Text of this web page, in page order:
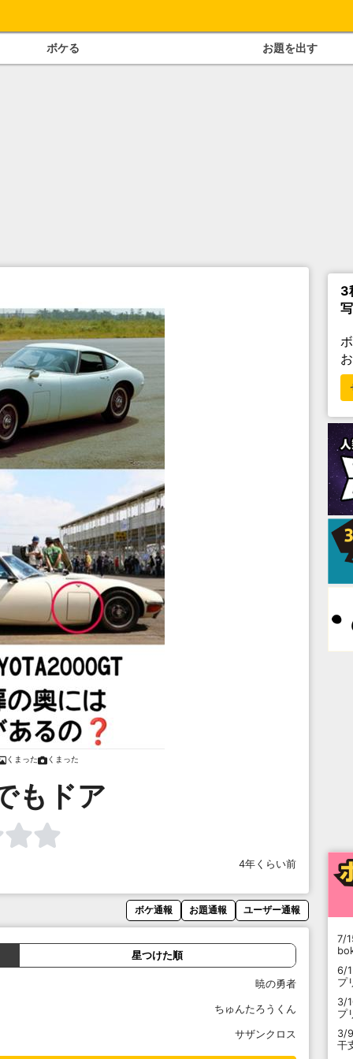
ボケる お題を出す
くまった くまった
もドア
4年くらい前
ボケ通報 お題通報 ユーザー通報
星つけた順
暁の勇者
ちゅんたろうくん
サザンクロス
3
7/
6/
プ
3/
プ
3/9
干